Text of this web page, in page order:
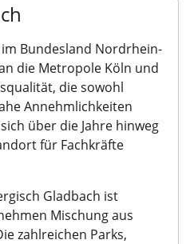
Bundesland Nordrhein-
die Metropole Köln und
die sowohl
Annehmlichkeiten
über die Jahre hinweg
für Fachkräfte
Gladbach ist
Mischung aus
zahlreichen Parks,